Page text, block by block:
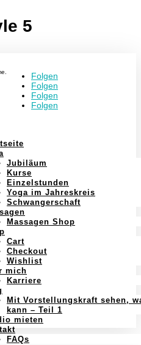
5
Folgen
Folgen
Folgen
Folgen
Jubiläum
Kurse
Einzelstunden
Yoga im Jahreskreis
Schwangerschaft
Massagen Shop
Cart
Checkout
Wishlist
mich
Karriere
Mit Vorstellungskraft sehen,
kann – Teil 1
mieten
FAQs